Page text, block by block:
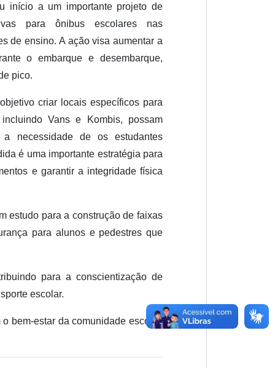
início a um importante projeto de
para ônibus escolares nas
de ensino. A ação visa aumentar a
o embarque e desembarque,
pico.
criar locais específicos para
Vans e Kombis, possam
a necessidade de os estudantes
é uma importante estratégia para
e garantir a integridade física
estudo para a construção de faixas
para alunos e pedestres que
para a conscientização de
escolar.
bem-estar da comunidade escolar,